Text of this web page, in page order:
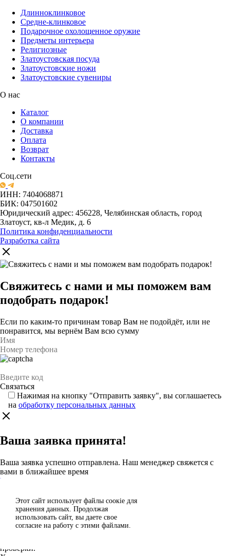
Длинноклинковое
Средне-клинковое
Подарочное охолощенное оружие
Предметы интерьера
Религиозные
Златоустовская посуда
Златоустовские ножи
Златоустовские сувениры
О нас
Каталог
О компании
Доставка
Оплата
Возврат
Контакты
Соц.сети
ИНН: 7404068871
БИК: 047501602
Юридический адрес: 456228, Челябинская область, город
Златоуст, кв-л Медик, д. 6
Политика конфиденциальности
Разработка сайта
Свяжитесь с нами и мы поможем вам
подобрать подарок!
Если по каким-то причинам товар Вам не подойдёт, или не
понравится, мы вернём Вам всю сумму
Нажимая на кнопку "Отправить заявку", вы соглашаетесь
на обработку персональных данных
Ваша заявка принята!
Ваша заявка успешно отправлена. Наш менеджер свяжется с
вами в ближайшее время
Каталог
Спасибо за отзыв!
проверки.
Этот сайт использует файлы сoокіе для
хранения данных. Продолжая
использовать сайт, вы даете свое
согласие на работу с этими файлами.